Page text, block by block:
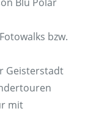
bzw.
Geisterstadt
mit